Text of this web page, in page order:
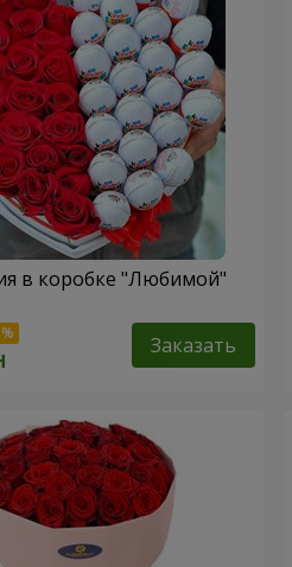
в коробке "Любимой"
Заказать